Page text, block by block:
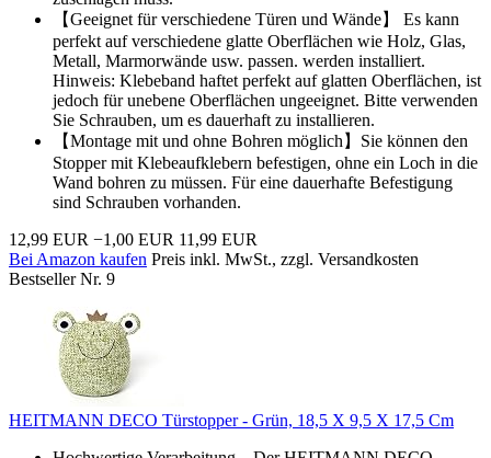
【Geeignet für verschiedene Türen und Wände】 Es kann
perfekt auf verschiedene glatte Oberflächen wie Holz, Glas,
Metall, Marmorwände usw. passen. werden installiert.
Hinweis: Klebeband haftet perfekt auf glatten Oberflächen, ist
jedoch für unebene Oberflächen ungeeignet. Bitte verwenden
Sie Schrauben, um es dauerhaft zu installieren.
【Montage mit und ohne Bohren möglich】Sie können den
Stopper mit Klebeaufklebern befestigen, ohne ein Loch in die
Wand bohren zu müssen. Für eine dauerhafte Befestigung
sind Schrauben vorhanden.
12,99 EUR −1,00 EUR 11,99 EUR
Bei Amazon kaufen Preis inkl. MwSt., zzgl. Versandkosten
Bestseller Nr. 9
HEITMANN DECO Türstopper - Grün, 18,5 X 9,5 X 17,5 Cm